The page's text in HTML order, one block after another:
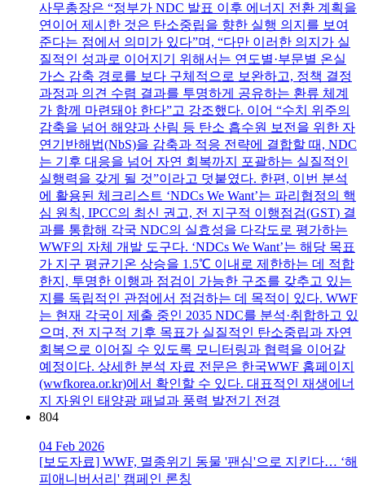
사무총장은 “정부가 NDC 발표 이후 에너지 전환 계획을
연이어 제시한 것은 탄소중립을 향한 실행 의지를 보여
준다는 점에서 의미가 있다”며, “다만 이러한 의지가 실
질적인 성과로 이어지기 위해서는 연도별·부문별 온실
가스 감축 경로를 보다 구체적으로 보완하고, 정책 결정
과정과 의견 수렴 결과를 투명하게 공유하는 환류 체계
가 함께 마련돼야 한다”고 강조했다. 이어 “수치 위주의
감축을 넘어 해양과 산림 등 탄소 흡수원 보전을 위한 자
연기반해법(NbS)을 감축과 적응 전략에 결합할 때, NDC
는 기후 대응을 넘어 자연 회복까지 포괄하는 실질적인
실행력을 갖게 될 것”이라고 덧붙였다. 한편, 이번 분석
에 활용된 체크리스트 ‘NDCs We Want’는 파리협정의 핵
심 원칙, IPCC의 최신 권고, 전 지구적 이행점검(GST) 결
과를 통합해 각국 NDC의 실효성을 다각도로 평가하는
WWF의 자체 개발 도구다. ‘NDCs We Want’는 해당 목표
가 지구 평균기온 상승을 1.5℃ 이내로 제한하는 데 적합
한지, 투명한 이행과 점검이 가능한 구조를 갖추고 있는
지를 독립적인 관점에서 점검하는 데 목적이 있다. WWF
는 현재 각국이 제출 중인 2035 NDC를 분석·취합하고 있
으며, 전 지구적 기후 목표가 실질적인 탄소중립과 자연
회복으로 이어질 수 있도록 모니터링과 협력을 이어갈
예정이다. 상세한 분석 자료 전문은 한국WWF 홈페이지
(wwfkorea.or.kr)에서 확인할 수 있다. 대표적인 재생에너
지 자원인 태양광 패널과 풍력 발전기 전경
804
04 Feb 2026
[보도자료] WWF, 멸종위기 동물 '팬심'으로 지킨다… ‘해
피애니버서리' 캠페인 론칭